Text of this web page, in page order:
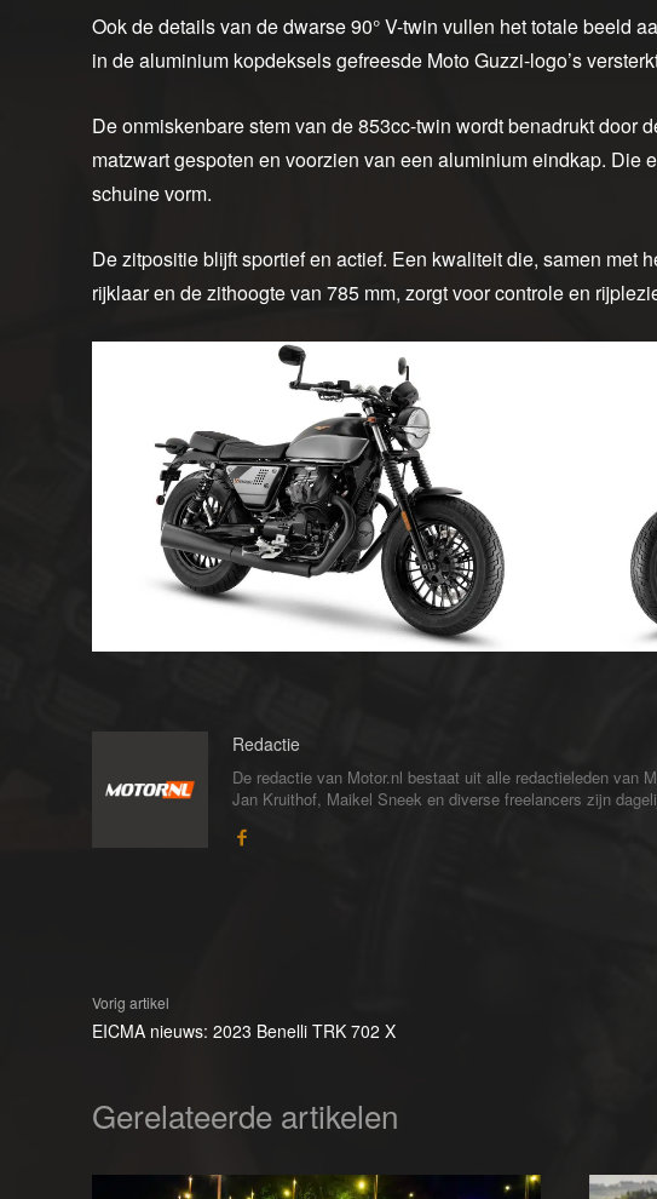
Ook de details van de dwarse 90° V-twin vullen het totale beeld
in de aluminium kopdeksels gefreesde Moto Guzzi-logo’s
De onmiskenbare stem van de 853cc-twin wordt benadrukt door
matzwart gespoten en voorzien van een aluminium eindkap. Die
schuine vorm.
De zitpositie blijft sportief en actief. Een kwaliteit die, samen met
rijklaar en de zithoogte van 785 mm, zorgt voor controle en
Redactie
De redactie van Motor.nl bestaat uit alle redactieleden van
Jan Kruithof, Maikel Sneek en diverse freelancers zijn
Vorig artikel
EICMA nieuws: 2023 Benelli TRK 702 X
Gerelateerde artikelen